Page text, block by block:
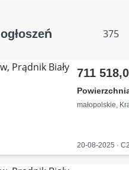
ogłoszeń 375
711
małopolskie,
20-08-2025 ·